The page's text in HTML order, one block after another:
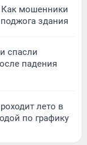
Как мошенники
здания
спасли
падения
лето в
по графику